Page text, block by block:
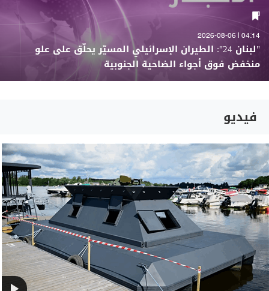
04:14 | 2026-08-06
"لبنان 24": الطيران الإسرائيلي المسيّر يحلّق على علو
منخفض فوق أجواء الضاحية الجنوبية
فيديو